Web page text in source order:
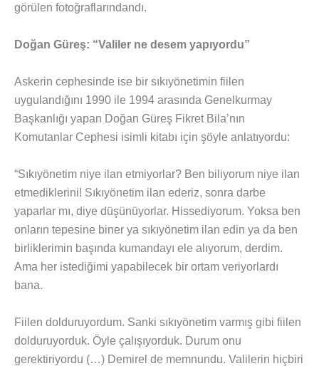
görülen fotoğraflarındandı.
Doğan Güreş: “Valiler ne desem yapıyordu”
Askerin cephesinde ise bir sıkıyönetimin fiilen
uygulandığını 1990 ile 1994 arasında Genelkurmay
Başkanlığı yapan Doğan Güreş Fikret Bila’nın
Komutanlar Cephesi isimli kitabı için şöyle anlatıyordu:
“Sıkıyönetim niye ilan etmiyorlar? Ben biliyorum niye ilan
etmediklerini! Sıkıyönetim ilan ederiz, sonra darbe
yaparlar mı, diye düşünüyorlar. Hissediyorum. Yoksa ben
onların tepesine biner ya sıkıyönetim ilan edin ya da ben
birliklerimin başında kumandayı ele alıyorum, derdim.
Ama her istediğimi yapabilecek bir ortam veriyorlardı
bana.
Fiilen dolduruyordum. Sanki sıkıyönetim varmış gibi fiilen
dolduruyorduk. Öyle çalışıyorduk. Durum onu
gerektiriyordu (…) Demirel de memnundu. Valilerin hiçbiri